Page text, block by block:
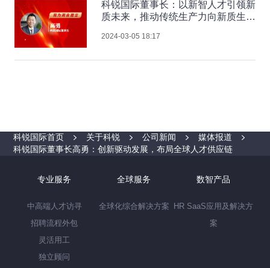
科锐国际董事长：以新智人才引领新
质未来，推动传统生产力向新质生产
2024-03-05 18:17
科锐国际首页 关于科锐 公司新闻
媒体报道
科锐国际董事长高勇：创新驱动发展，布局全球人才供应链
专业服务
中高端人才访寻
招聘流程外包
灵活用工
独立顾问
全球服务
全球化综合解决方案
数智产品
HR SaaS应用及解决方
案